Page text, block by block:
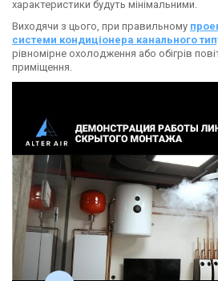
характеристики будуть мінімальними.
Виходячи з цього, при правильному
системи кондиціонера канального
рівномірне охолодження або обігрів
приміщення.